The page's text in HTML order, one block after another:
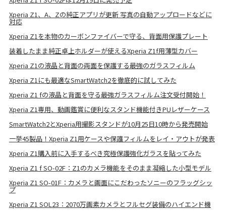
Xperia Z1、A、Zの純正アプリが更新 写真の自動アップロードなどに
対応
Xperia Z1を本物のカーボンファイバーで守る、背面用保護プレート
装着したまま純正卓上ホルダーが使えるXperia Z1f用薄型カバー
Xperia Z1の液晶と背面の両面を保護する最強のガラスフィルム
Xperia Z1にも最適なSmartWatch2を徹底的に試してみた
Xperia Z1 fの液晶と背面を守る最強ガラスフィルム注文受付開始！
Xperia Z1専用、動画鑑賞に便利なスタンド機能付きPUレザーケース
SmartWatch2とXperia用撮影スタンドが10月25日10時から発売開始
一挙45製品！Xperia Z1用ケースや保護フィルムをレイ・アウトが発表
Xperia Z1購入前に入手するべき究極保護強化ガラスを貼ってみた
Xperia Z1 f SO-02F：Z1のカメラ機能をそのまま凝縮した小型モデル
Xperia Z1 SO-01F：カメラと画面にこだわったソニーのフラッグシッ
プ
Xperia Z1 SOL23：2070万画素カメラとフルセグ装備のハイエンド機